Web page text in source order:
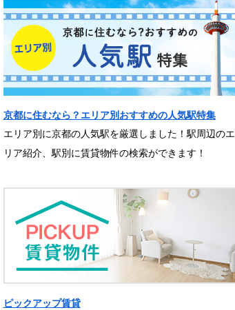
京都に住むなら？エリア別おすすめの人気駅特集
エリア別に京都の人気駅を厳選しました！駅周辺のエ
リア紹介、駅別に賃貸物件の検索ができます！
ピックアップ賃貸